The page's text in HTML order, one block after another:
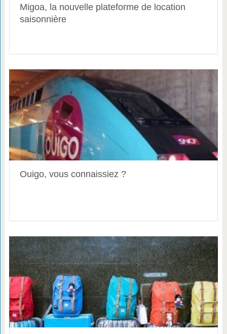
Migoa, la nouvelle plateforme de location
saisonnière
Ouigo, vous connaissiez ?